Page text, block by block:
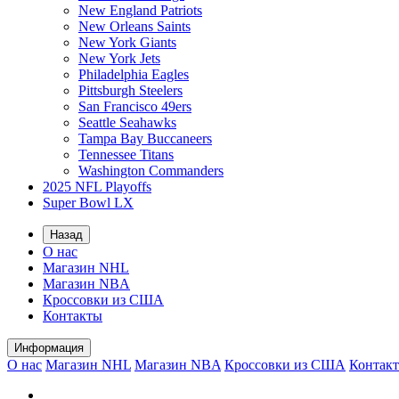
New England Patriots
New Orleans Saints
New York Giants
New York Jets
Philadelphia Eagles
Pittsburgh Steelers
San Francisco 49ers
Seattle Seahawks
Tampa Bay Buccaneers
Tennessee Titans
Washington Commanders
2025 NFL Playoffs
Super Bowl LX
Назад
О нас
Магазин NHL
Магазин NBA
Кроссовки из США
Контакты
Информация
О нас Магазин NHL Магазин NBA Кроссовки из США